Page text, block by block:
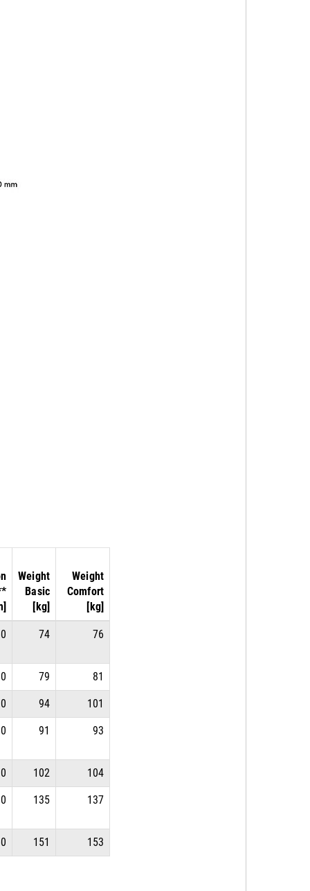
Weight
Basic
[kg]
Weight
Comfort
[kg]
74 76
79 81
94 101
91 93
102 104
135 137
151 153